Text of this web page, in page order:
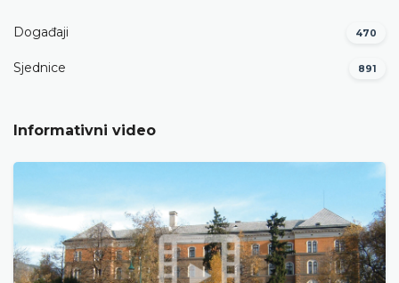
Događaji 470
Sjednice 891
Informativni video